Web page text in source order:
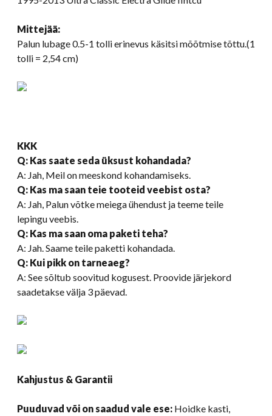
Mittejää:
Palun lubage 0.5-1 tolli erinevus käsitsi mõõtmise tõttu.(1
tolli = 2,54 cm)
KKK
Q: Kas saate seda üksust kohandada?
A: Jah, Meil on meeskond kohandamiseks.
Q: Kas ma saan teie tooteid veebist osta?
A: Jah, Palun võtke meiega ühendust ja teeme teile
lepingu veebis.
Q: Kas ma saan oma paketi teha?
A: Jah. Saame teile paketti kohandada.
Q: Kui pikk on tarneaeg?
A: See sõltub soovitud kogusest. Proovide järjekord
saadetakse välja 3 päevad.
Kahjustus & Garantii
Puuduvad või on saadud vale ese: Hoidke kasti,